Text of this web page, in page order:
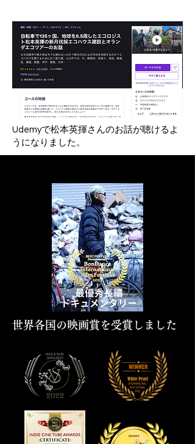
Udemyで松本英揮さんのお話が聴けるよ
うになりました。
世界各国の映画賞を受賞しました